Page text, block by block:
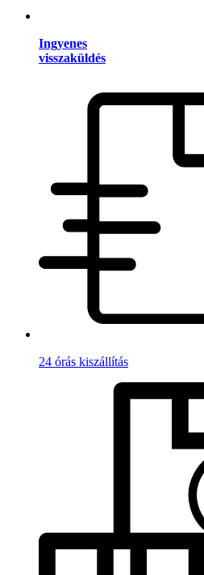
Ingyenes
visszaküldés
24 órás kiszállítás